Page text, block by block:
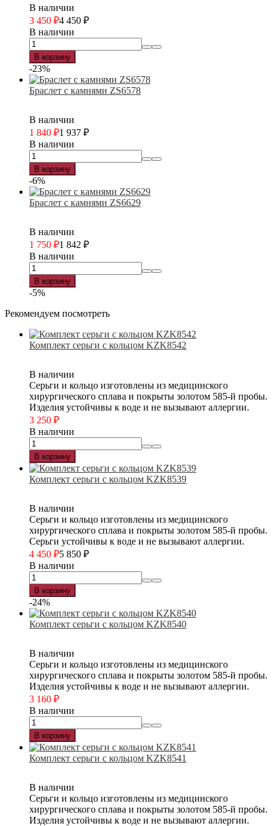
В наличии
3 450 ₽4 450 ₽
В наличии
В корзину
-23%
Браслет с камнями ZS6578
В наличии
1 840 ₽1 937 ₽
В наличии
В корзину
-6%
Браслет с камнями ZS6629
В наличии
1 750 ₽1 842 ₽
В наличии
В корзину
-5%
Рекомендуем посмотреть
Комплект серьги с кольцом KZK8542
В наличии
Серьги и кольцо изготовлены из медицинского
хирургического сплава и покрыты золотом 585-й пробы.
Изделия устойчивы к воде и не вызывают аллергии.
3 250 ₽
В наличии
В корзину
Комплект серьги с кольцом KZK8539
В наличии
Серьги и кольцо изготовлены из медицинского
хирургического сплава и покрыты золотом 585-й пробы.
Серьги устойчивы к воде и не вызывают аллергии.
4 450 ₽5 850 ₽
В наличии
В корзину
-24%
Комплект серьги с кольцом KZK8540
В наличии
Серьги и кольцо изготовлены из медицинского
хирургического сплава и покрыты золотом 585-й пробы.
Изделия устойчивы к воде и не вызывают аллергии.
3 160 ₽
В наличии
В корзину
Комплект серьги с кольцом KZK8541
В наличии
Серьги и кольцо изготовлены из медицинского
хирургического сплава и покрыты золотом 585-й пробы.
Изделия устойчивы к воде и не вызывают аллергии.